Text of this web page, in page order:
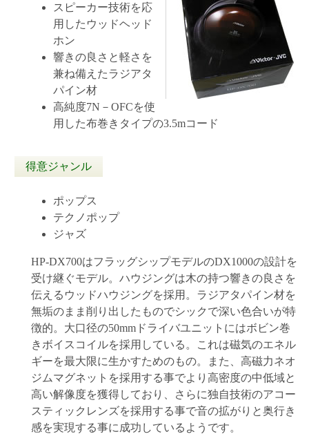
スピーカー技術を応
用したウッドヘッド
ホン
響きの良さと軽さを
兼ね備えたラジアタ
パイン材
高純度7N－OFCを使
用した布巻きタイプの3.5mコード
得意ジャンル
ポップス
テクノポップ
ジャズ
HP-DX700はフラッグシップモデルのDX1000の設計を
受け継ぐモデル。ハウジングは木の持つ響きの良さを
伝えるウッドハウジングを採用。ラジアタパイン材を
無垢のまま削り出したものでシックで深い色合いが特
徴的。大口径の50mmドライバユニットにはボビン巻
きボイスコイルを採用している。これは磁気のエネル
ギーを最大限に生かすためのもの。また、高磁力ネオ
ジムマグネットを採用する事でより高密度の中低域と
高い解像度を獲得しており、さらに独自技術のアコー
スティックレンズを採用する事で音の拡がりと奥行き
感を実現する事に成功しているようです。